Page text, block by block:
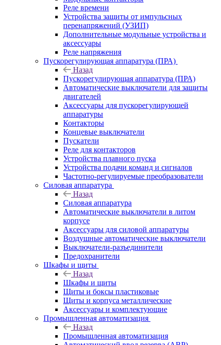
Реле времени
Устройства защиты от импульсных
перенапряжений (УЗИП)
Дополнительные модульные устройства и
аксессуары
Реле напряжения
Пускорегулирующая аппаратура (ПРА)
Назад
Пускорегулирующая аппаратура (ПРА)
Автоматические выключатели для защиты
двигателей
Аксессуары для пускорегулирующей
аппаратуры
Контакторы
Концевые выключатели
Пускатели
Реле для контакторов
Устройства плавного пуска
Устройства подачи команд и сигналов
Частотно-регулируемые преобразователи
Силовая аппаратура
Назад
Силовая аппаратура
Автоматические выключатели в литом
корпусе
Аксессуары для силовой аппаратуры
Воздушные автоматические выключатели
Выключатели-разъединители
Предохранители
Шкафы и щиты
Назад
Шкафы и щиты
Щиты и боксы пластиковые
Щиты и корпуса металлические
Аксессуары и комплектующие
Промышленная автоматизация
Назад
Промышленная автоматизация